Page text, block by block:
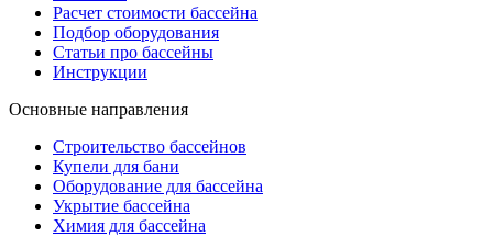
Расчет стоимости бассейна
Подбор оборудования
Статьи про бассейны
Инструкции
Основные направления
Строительство бассейнов
Купели для бани
Оборудование для бассейна
Укрытие бассейна
Химия для бассейна